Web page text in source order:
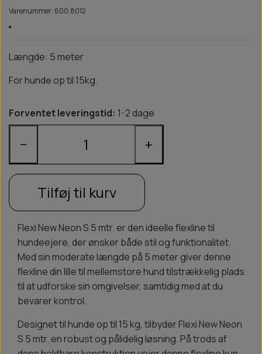
Varenummer: 600.8012
Længde: 5 meter
For hunde op til 15kg.
Forventet leveringstid: 1-2 dage
− +
Tilføj til kurv
Flexi New Neon S 5 mtr. er den ideelle flexline til
hundeejere, der ønsker både stil og funktionalitet.
Med sin moderate længde på 5 meter giver denne
flexline din lille til mellemstore hund tilstrækkelig plads
til at udforske sin omgivelser, samtidig med at du
bevarer kontrol.
Designet til hunde op til 15 kg, tilbyder Flexi New Neon
S 5 mtr. en robust og pålidelig løsning. På trods af